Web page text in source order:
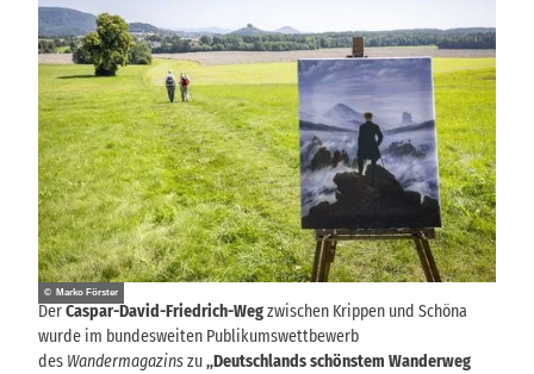
© Marko Förster
DerCaspar-David-Friedrich-Wegzwischen Krippen und Schöna
wurde im bundesweiten Publikumswettbewerb
des Wandermagazinszu„Deutschlands schönstem Wanderweg